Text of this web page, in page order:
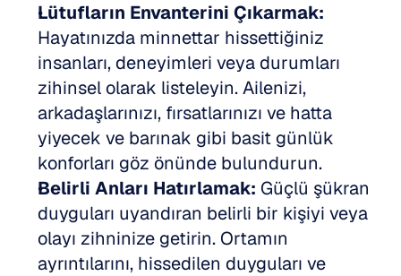
Lütufların Envanterini Çıkarmak:
Hayatınızda minnettar hissettiğiniz
insanları, deneyimleri veya durumları
zihinsel olarak listeleyin. Ailenizi,
arkadaşlarınızı, fırsatlarınızı ve hatta
yiyecek ve barınak gibi basit günlük
konforları göz önünde bulundurun.
Belirli Anları Hatırlamak: Güçlü şükran
duyguları uyandıran belirli bir kişiyi veya
olayı zihninize getirin. Ortamın
ayrıntılarını, hissedilen duyguları ve